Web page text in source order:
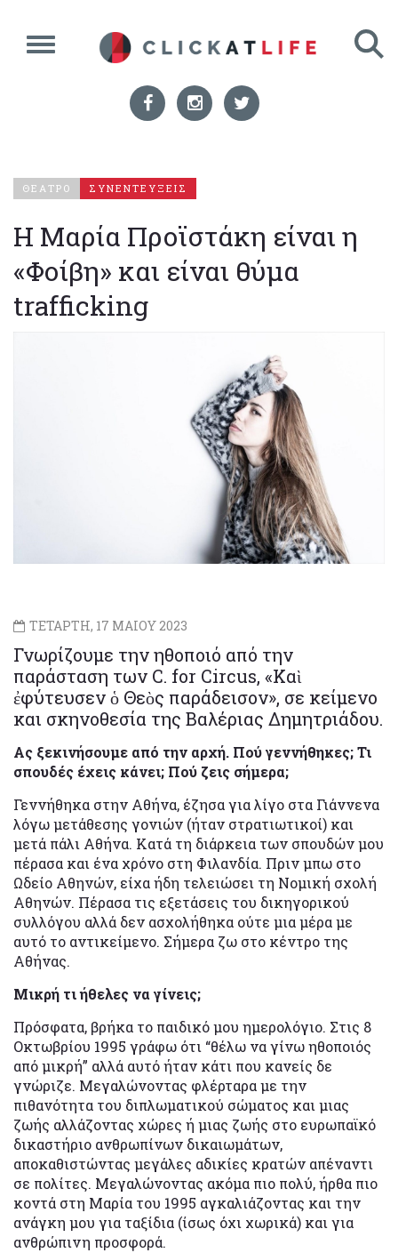
ΘΕΑΤΡΟ ΣΥΝΕΝΤΕΥΞΕΙΣ
Η Μαρία Προϊστάκη είναι η
«Φοίβη» και είναι θύμα
trafficking
ΤΕΤΑΡΤΗ, 17 ΜΑΙΟΥ 2023
Γνωρίζουμε την ηθοποιό από την
παράσταση των C. for Circus, «Καὶ
ἐφύτευσεν ὁ Θεὸς παράδεισον», σε κείμενο
και σκηνοθεσία της Βαλέριας Δημητριάδου.
Ας ξεκινήσουμε από την αρχή. Πού γεννήθηκες; Τι
σπουδές έχεις κάνει; Πού ζεις σήμερα;
Γεννήθηκα στην Αθήνα, έζησα για λίγο στα Γιάννενα
λόγω μετάθεσης γονιών (ήταν στρατιωτικοί) και
μετά πάλι Αθήνα. Κατά τη διάρκεια των σπουδών μου
πέρασα και ένα χρόνο στη Φιλανδία. Πριν μπω στο
Ωδείο Αθηνών, είχα ήδη τελειώσει τη Νομική σχολή
Αθηνών. Πέρασα τις εξετάσεις του δικηγορικού
συλλόγου αλλά δεν ασχολήθηκα ούτε μια μέρα με
αυτό το αντικείμενο. Σήμερα ζω στο κέντρο της
Αθήνας.
Μικρή τι ήθελες να γίνεις;
Πρόσφατα, βρήκα το παιδικό μου ημερολόγιο. Στις 8
Οκτωβρίου 1995 γράφω ότι “θέλω να γίνω ηθοποιός
από μικρή” αλλά αυτό ήταν κάτι που κανείς δε
γνώριζε. Μεγαλώνοντας φλέρταρα με την
πιθανότητα του διπλωματικού σώματος και μιας
ζωής αλλάζοντας χώρες ή μιας ζωής στο ευρωπαϊκό
δικαστήριο ανθρωπίνων δικαιωμάτων,
αποκαθιστώντας μεγάλες αδικίες κρατών απέναντι
σε πολίτες. Μεγαλώνοντας ακόμα πιο πολύ, ήρθα πιο
κοντά στη Μαρία του 1995 αγκαλιάζοντας και την
ανάγκη μου για ταξίδια (ίσως όχι χωρικά) και για
ανθρώπινη προσφορά.